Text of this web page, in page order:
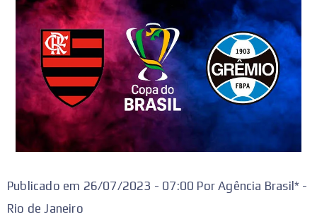
Publicado em 26/07/2023 - 07:00 Por Agência Brasil* -
Rio de Janeiro